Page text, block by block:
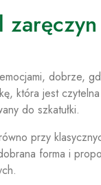
dobrze,
która jest
do szkatułki.
przy
forma i